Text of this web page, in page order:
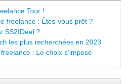
Tour !
freelance : Êtes-vous prêt ?
SS2IDeal ?
les plus recherchées en 2023
: Le choix s’impose